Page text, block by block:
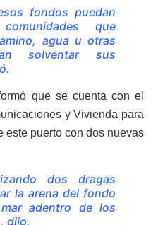
fondos puedan
que
agua u otras
solventar sus
que se cuenta con el
y Vivienda para
este puerto con dos nuevas
dos dragas
la arena del fondo
adentro de los
dijo.